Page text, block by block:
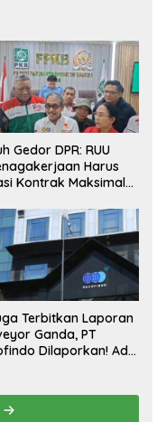
Gedor DPR: RUU
Harus
Kontrak Maksimal
KHL
Terbitkan Laporan
Ganda, PT
Dilaporkan! Ada